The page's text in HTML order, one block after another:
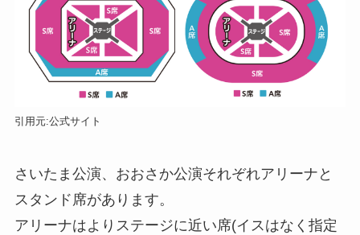
引用元:公式サイト
さいたま公演、おおさか公演それぞれアリーナと
スタンド席があります。
アリーナはよりステージに近い席(イスはなく指定